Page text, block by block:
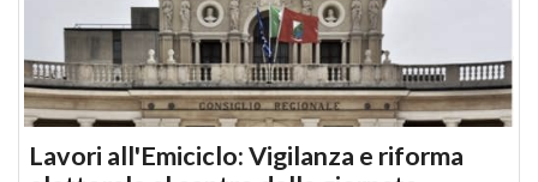
Lavori all'Emiciclo: Vigilanza e riforma